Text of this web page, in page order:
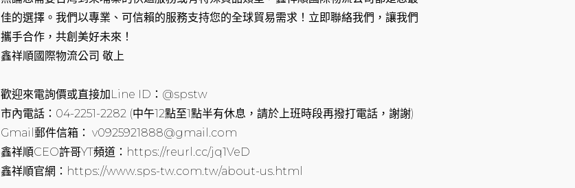
佳的選擇。我們以專業、可信賴的服務支持您的全球貿易需求！立即聯絡我們，讓我們
攜手合作，共創美好未來！
鑫祥順國際物流公司 敬上
歡迎來電詢價或直接加Line ID：@spstw
市內電話：04-2251-2282 (中午12點至1點半有休息，請於上班時段再撥打電話，謝謝)
Gmail郵件信箱： v0925921888@gmail.com
鑫祥順CEO許哥YT頻道：https://reurl.cc/jq1VeD
鑫祥順官網：https://www.sps-tw.com.tw/about-us.html